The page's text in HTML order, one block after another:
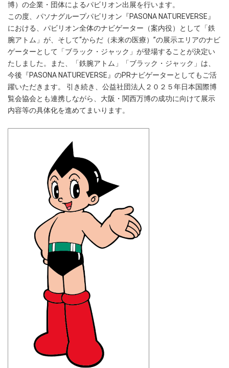
博）の企業・団体によるパビリオン出展を行います。
この度、パソナグループパビリオン『PASONA NATUREVERSE』
における、パビリオン全体のナビゲーター（案内役）として「鉄
腕アトム」が、そして“からだ（未来の医療）”の展示エリアのナビ
ゲーターとして「ブラック・ジャック」が登場することが決定い
たしました。また、「鉄腕アトム」「ブラック・ジャック」は、
今後『PASONA NATUREVERSE』のPRナビゲーターとしてもご活
躍いただきます。 引き続き、公益社団法人２０２５年日本国際博
覧会協会とも連携しながら、大阪・関西万博の成功に向けて展示
内容等の具体化を進めてまいります。